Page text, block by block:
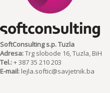
SoftConsulting s.p. Tuzla
Adresa:Trg slobode 16, Tuzla, BiH
Tel.:+ 387 35 210 203
E-mail: lejla.softic@savjetnik.ba